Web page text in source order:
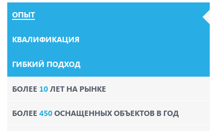
ОПЫТ
КВАЛИФИКАЦИЯ
ГИБКИЙ ПОДХОД
БОЛЕЕ 10ЛЕТ НА РЫНКЕ
БОЛЕЕ 450ОСНАЩЕННЫХ ОБЪЕКТОВ В ГОД